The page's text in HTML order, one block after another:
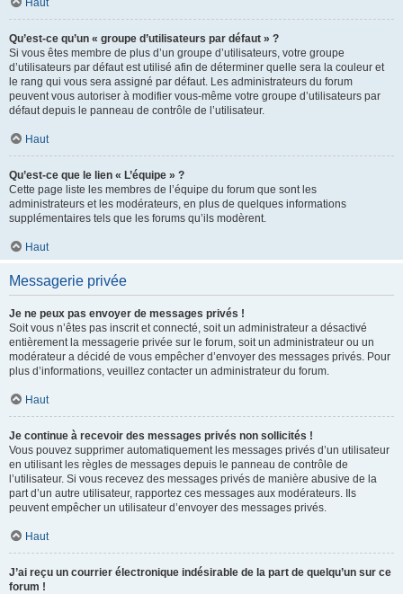
Haut
Qu’est-ce qu’un « groupe d’utilisateurs par défaut » ?
Si vous êtes membre de plus d’un groupe d’utilisateurs, votre groupe
d’utilisateurs par défaut est utilisé afin de déterminer quelle sera la couleur et
le rang qui vous sera assigné par défaut. Les administrateurs du forum
peuvent vous autoriser à modifier vous-même votre groupe d’utilisateurs par
défaut depuis le panneau de contrôle de l’utilisateur.
Haut
Qu’est-ce que le lien « L’équipe » ?
Cette page liste les membres de l’équipe du forum que sont les
administrateurs et les modérateurs, en plus de quelques informations
supplémentaires tels que les forums qu’ils modèrent.
Haut
Messagerie privée
Je ne peux pas envoyer de messages privés !
Soit vous n’êtes pas inscrit et connecté, soit un administrateur a désactivé
entièrement la messagerie privée sur le forum, soit un administrateur ou un
modérateur a décidé de vous empêcher d’envoyer des messages privés. Pour
plus d’informations, veuillez contacter un administrateur du forum.
Haut
Je continue à recevoir des messages privés non sollicités !
Vous pouvez supprimer automatiquement les messages privés d’un utilisateur
en utilisant les règles de messages depuis le panneau de contrôle de
l’utilisateur. Si vous recevez des messages privés de manière abusive de la
part d’un autre utilisateur, rapportez ces messages aux modérateurs. Ils
peuvent empêcher un utilisateur d’envoyer des messages privés.
Haut
J’ai reçu un courrier électronique indésirable de la part de quelqu’un sur ce
forum !